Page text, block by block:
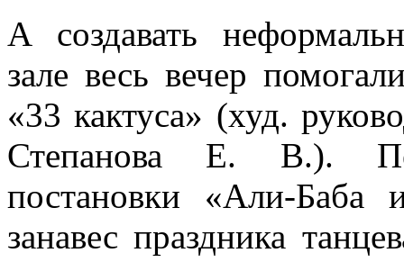
А создавать
зале весь вечер
«33 кактуса» (худ.
Степанова Е. В.).
постановки «Али-Баба
занавес праздника